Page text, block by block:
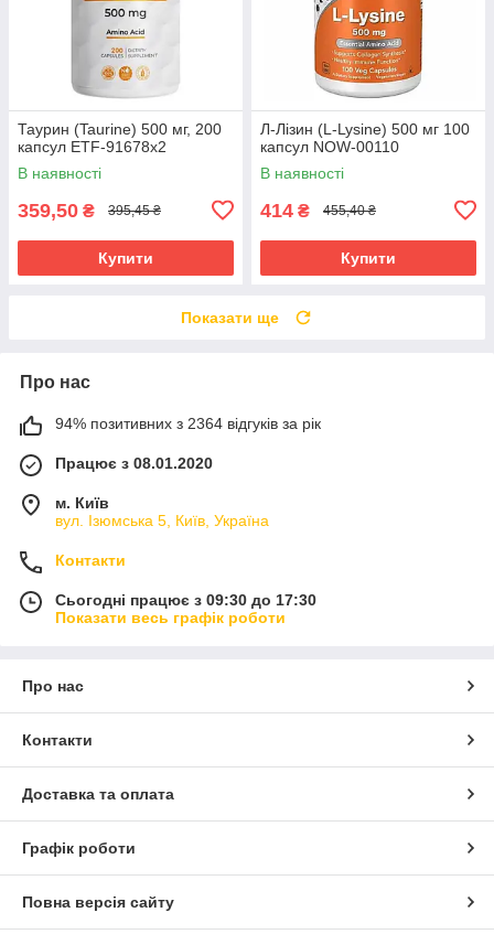
Таурин (Taurine) 500 мг, 200
капсул ETF-91678x2
В наявності
359,50 ₴ 395,45 ₴
Купити
Л-Лізин (L-Lysine) 500 мг 100
капсул NOW-00110
В наявності
414 ₴ 455,40 ₴
Купити
Показати ще
Про нас
94% позитивних з 2364 відгуків за рік
Працює з 08.01.2020
м. Київ
вул. Ізюмська 5, Київ, Україна
Контакти
Сьогодні працює з 09:30 до 17:30
Показати весь графік роботи
Про нас
Контакти
Доставка та оплата
Графік роботи
Повна версія сайту